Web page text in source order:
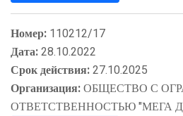
Номер: 110212/17
Дата:28.10.2022
Срок действия:27.10.2025
Организация:ОБЩЕСТВО С
ОТВЕТСТВЕННОСТЬЮ "МЕГА